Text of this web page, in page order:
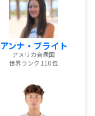
アンナ・ブライト
アメリカ合衆国
世界ランク 110位